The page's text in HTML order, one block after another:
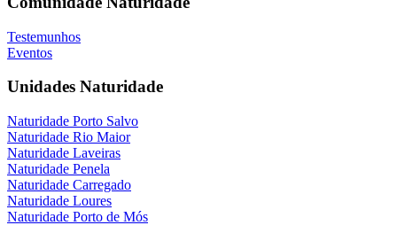
Testemunhos
Eventos
Unidades Naturidade
Naturidade Porto Salvo
Naturidade Rio Maior
Naturidade Laveiras
Naturidade Penela
Naturidade Carregado
Naturidade Loures
Naturidade Porto de Mós